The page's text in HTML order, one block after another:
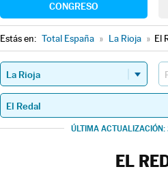
CONGRESO
Estás en: Total España » La Rioja » El
ÚLTIMA ACTUALIZACIÓN:
EL